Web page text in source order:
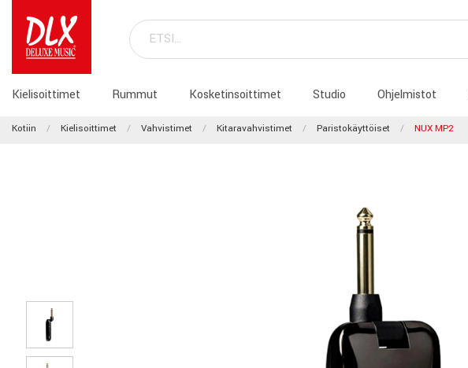
Kielisoittimet Rummut Kosketinsoittimet Studio Ohjelmistot
Kotiin Kielisoittimet Vahvistimet Kitaravahvistimet Paristokäyttöiset NUX MP2